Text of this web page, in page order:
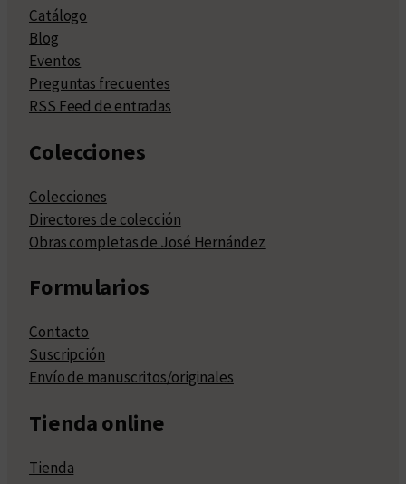
Catálogo
Blog
Eventos
Preguntas frecuentes
RSS Feed de entradas
Colecciones
Colecciones
Directores de colección
Obras completas de José Hernández
Formularios
Contacto
Suscripción
Envío de manuscritos/originales
Tienda online
Tienda